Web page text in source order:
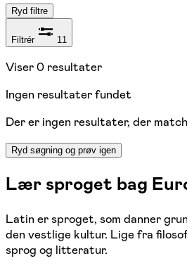
Ryd filtre
Filtrér 11
Viser0 resultater
Ingen resultater fundet
Der er ingen resultater, der
Ryd søgning og prøv igen
Lær sproget bag
Latin er sproget, som danner
den vestlige kultur. Lige fra
sprog og litteratur.